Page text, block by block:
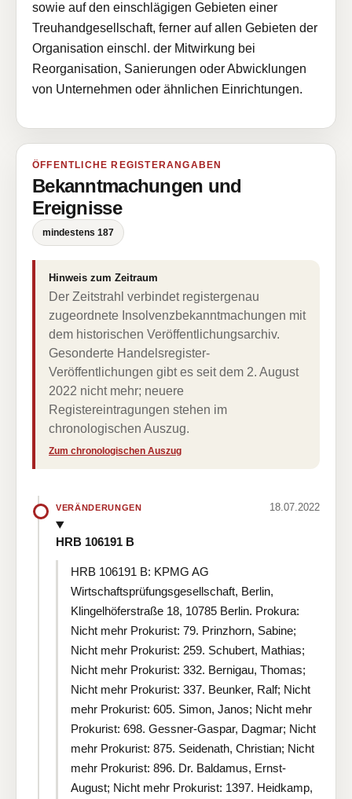
sowie auf den einschlägigen Gebieten einer
Treuhandgesellschaft, ferner auf allen Gebieten der
Organisation einschl. der Mitwirkung bei
Reorganisation, Sanierungen oder Abwicklungen
von Unternehmen oder ähnlichen Einrichtungen.
ÖFFENTLICHE REGISTERANGABEN
Bekanntmachungen und
Ereignisse
mindestens 187
Hinweis zum Zeitraum
Der Zeitstrahl verbindet registergenau
zugeordnete Insolvenzbekanntmachungen mit
dem historischen Veröffentlichungsarchiv.
Gesonderte Handelsregister-
Veröffentlichungen gibt es seit dem 2. August
2022 nicht mehr; neuere
Registereintragungen stehen im
chronologischen Auszug.
Zum chronologischen Auszug
VERÄNDERUNGEN 18.07.2022
HRB 106191 B
HRB 106191 B: KPMG AG
Wirtschaftsprüfungsgesellschaft, Berlin,
Klingelhöferstraße 18, 10785 Berlin. Prokura:
Nicht mehr Prokurist: 79. Prinzhorn, Sabine;
Nicht mehr Prokurist: 259. Schubert, Mathias;
Nicht mehr Prokurist: 332. Bernigau, Thomas;
Nicht mehr Prokurist: 337. Beunker, Ralf; Nicht
mehr Prokurist: 605. Simon, Janos; Nicht mehr
Prokurist: 698. Gessner-Gaspar, Dagmar; Nicht
mehr Prokurist: 875. Seidenath, Christian; Nicht
mehr Prokurist: 896. Dr. Baldamus, Ernst-
August; Nicht mehr Prokurist: 1397. Heidkamp,